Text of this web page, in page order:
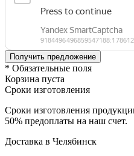
* Обязательные поля
Корзина пуста
Сроки изготовления
Сроки изготовления
50% предоплаты на наш счет.
Доставка в Челябинск